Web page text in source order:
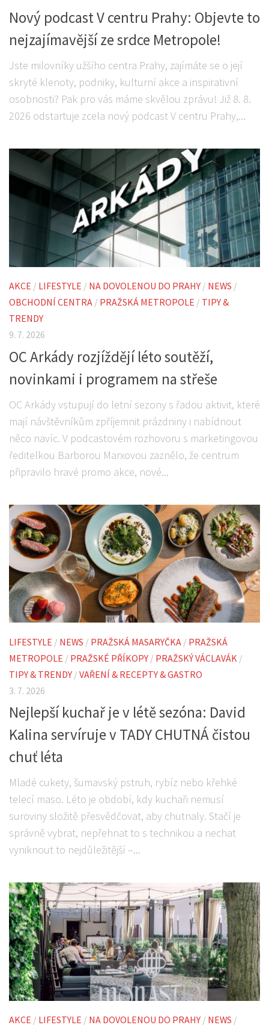
Nový podcast V centru Prahy: Objevte to
nejzajímavější ze srdce Metropole!
Jste milovníky užšího centra Prahy, zajímáte se o její
skryté klenoty, podniky, kulturní akce a inspirativní
osobnosti? Pak pro vás máme skvělou zprávu! Již 8. 8.
2026 odstartuje zcela nový podcast V centru Prahy,...
AKCE / LIFESTYLE / NA DOVOLENOU DO PRAHY / NEWS /
OBCHODNÍ CENTRA / PRAŽSKÁ METROPOLE / TIPY &
TRENDY
9. 7. 2026
OC Arkády rozjíždějí léto soutěží,
novinkami i programem na střeše
OC Arkády vstupují do letní sezony s řadou aktivit, které
mají návštěvníkům zpříjemnit prázdniny i nabídnout
něco navíc. V podcastovém rozhovoru s marketingovou
ředitelkou Barborou Marxovou zaznělo, že centrum
připravilo hravé promo akce, nové...
LIFESTYLE / NEWS / PRAŽSKÁ MASARYČKA / PRAŽSKÁ
METROPOLE / PRAŽSKÉ PŘÍKOPY / PRAŽSKÝ VÁCLAVÁK /
TIPY & TRENDY / VAŘENÍ & RECEPTY & GASTRO
3. 7. 2026
Nejlepší kuchař je v létě sezóna: David
Kalina servíruje v TADY CHUTNÁ čistou
chuť léta
Mladé cukety, šumavský pstruh, rybíz nebo křehké
telecí maso. Léto je období, kdy kuchaři nemusí
suroviny složitě přesvědčovat, aby chutnaly. Stačí je
správně vybrat, nepřehnat to s technikou a nechat
vyniknout to nejdůležitější –...
AKCE / LIFESTYLE / NA DOVOLENOU DO PRAHY / NEWS /